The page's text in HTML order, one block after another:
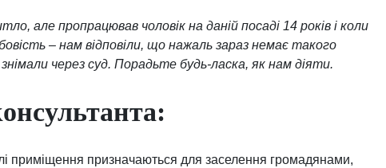
але пропрацював чоловік на даній посаді 14 років і коли
– нам відповіли, що нажаль зараз немає такого
через суд. Порадьте будь-ласка, як нам діяти.
приміщення призначаються для заселення громадянами,